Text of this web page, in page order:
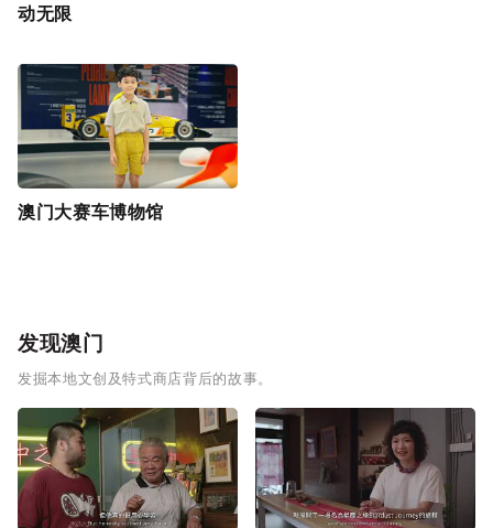
动无限
澳门大赛车博物馆
发现澳门
发掘本地文创及特式商店背后的故事。